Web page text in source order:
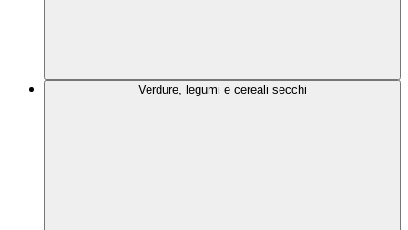
Verdure, legumi e cereali secchi